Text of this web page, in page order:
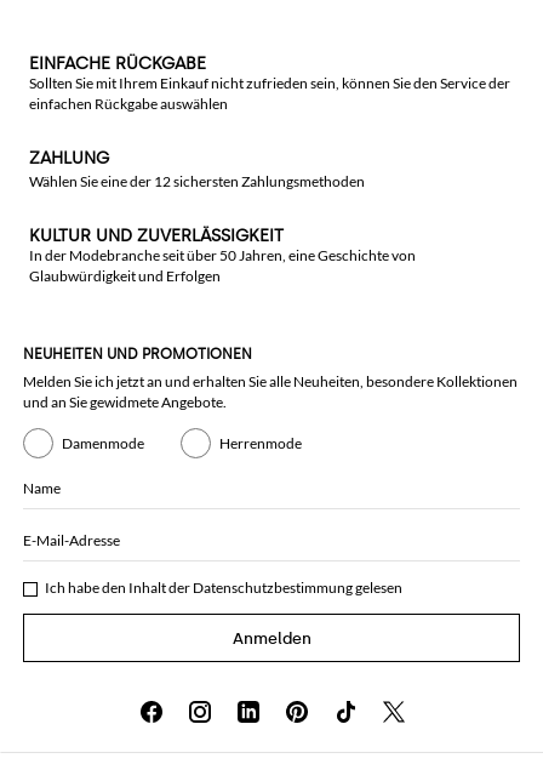
EINFACHE RÜCKGABE
Sollten Sie mit Ihrem Einkauf nicht zufrieden sein, können Sie den Service der
einfachen Rückgabe auswählen
ZAHLUNG
Wählen Sie eine der 12 sichersten Zahlungsmethoden
KULTUR UND ZUVERLÄSSIGKEIT
In der Modebranche seit über 50 Jahren, eine Geschichte von
Glaubwürdigkeit und Erfolgen
NEUHEITEN UND PROMOTIONEN
Melden Sie ich jetzt an und erhalten Sie alle Neuheiten, besondere Kollektionen
und an Sie gewidmete Angebote.
Damenmode Herrenmode
Name
E-Mail-Adresse
Ich habe den Inhalt der Datenschutzbestimmunggelesen
Anmelden